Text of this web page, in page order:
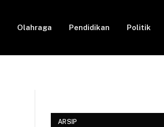
Olahraga Pendidikan Politik
ARSIP